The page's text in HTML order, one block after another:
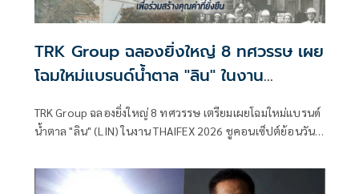
TRK Group ฉลองยิ่งใหญ่ 8 ทศวรรษ เผย
โฉมใหม่แบรนด์น้ำตาล "ลิน" ในงาน
THAIFEX 2026
TRK Group ฉลองยิ่งใหญ่ 8 ทศวรรษ เตรียมเผยโฉมใหม่แบรนด์
น้ำตาล "ลิน" (LIN) ในงาน THAIFEX 2026 ชูคอนเซ็ปต์ย้อนวัน